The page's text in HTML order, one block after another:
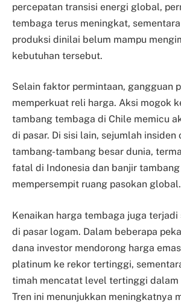
percepatan transisi energi global,
tembaga terus meningkat,
produksi dinilai belum mampu
kebutuhan tersebut.
Selain faktor permintaan, gangguan
memperkuat reli harga. Aksi mogok
tambang tembaga di Chile memicu
di pasar. Di sisi lain, sejumlah insiden
tambang-tambang besar dunia,
fatal di Indonesia dan banjir
mempersempit ruang pasokan global.
Kenaikan harga tembaga juga
di pasar logam. Dalam beberapa
dana investor mendorong harga
platinum ke rekor tertinggi,
timah mencatat level tertinggi dalam
Tren ini menunjukkan meningkatnya